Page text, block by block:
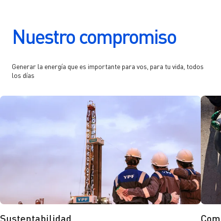
Nuestro compromiso
Generar la energía que es importante para vos, para tu vida, todos
los días
Sustentabilidad